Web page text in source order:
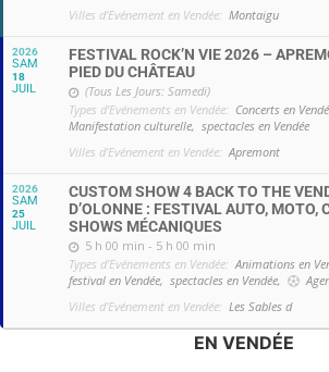
Villes d'Evénement en Vendée: Montaigu
2026
SAM
18
JUIL
FESTIVAL ROCK’N VIE 2026 –
PIED DU CHÂTEAU
(Tous Les Jours: Samedi)
Types d'Evénements en Vendée: Concerts en
Manifestation culturelle, spectacles en Vendée
Villes d'Evénement en Vendée: Apremont
2026
SAM
25
JUIL
CUSTOM SHOW 4 BACK TO THE
D’OLONNE : FESTIVAL AUTO, MOTO,
SHOWS MÉCANIQUES
5 h 00 min - 5 h 00 min
Types d'Evénements en Vendée: Animations en
festival en Vendée, spectacles en Vendée,
Villes d'Evénement en Vendée: Les Sables d
EN VENDÉE